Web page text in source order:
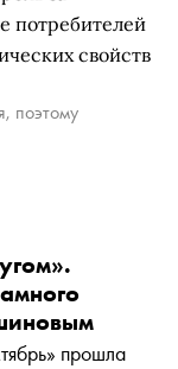
потребителей
свойств
поэтому
прошла